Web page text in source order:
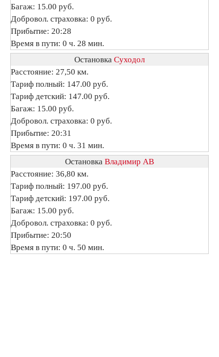
Багаж: 15.00 руб.
Добровол. страховка: 0 руб.
Прибытие: 20:28
Время в пути: 0 ч. 28 мин.
Остановка Суходол
Расстояние: 27,50 км.
Тариф полный: 147.00 руб.
Тариф детский: 147.00 руб.
Багаж: 15.00 руб.
Добровол. страховка: 0 руб.
Прибытие: 20:31
Время в пути: 0 ч. 31 мин.
Остановка Владимир АВ
Расстояние: 36,80 км.
Тариф полный: 197.00 руб.
Тариф детский: 197.00 руб.
Багаж: 15.00 руб.
Добровол. страховка: 0 руб.
Прибытие: 20:50
Время в пути: 0 ч. 50 мин.